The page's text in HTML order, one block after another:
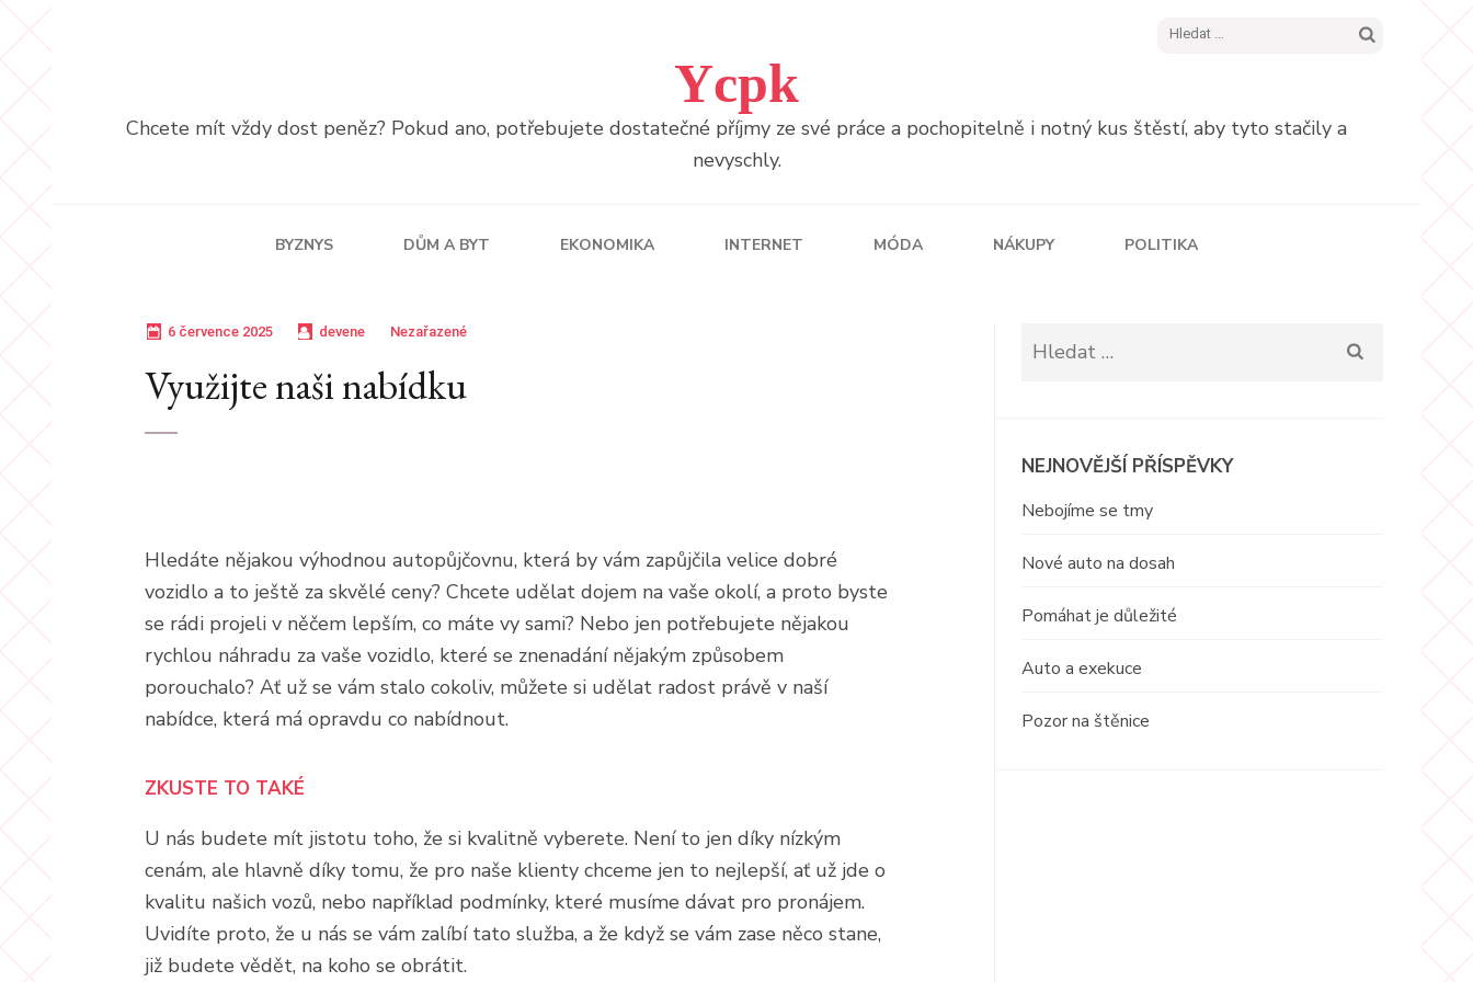
Vyhledávání
Ycpk
Chcete mít vždy dost peněz? Pokud ano, potřebujete dostatečné příjmy ze své práce a pochopitelně i notný kus štěstí, aby tyto stačily a
nevyschly.
BYZNYS DŮM A BYT EKONOMIKA INTERNET MÓDA NÁKUPY POLITIKA
6 července 2025 devene Nezařazené
Využijte naši nabídku
Hledáte nějakou výhodnou autopůjčovnu, která by vám zapůjčila velice dobré
vozidlo a to ještě za skvělé ceny? Chcete udělat dojem na vaše okolí, a proto byste
se rádi projeli v něčem lepším, co máte vy sami? Nebo jen potřebujete nějakou
rychlou náhradu za vaše vozidlo, které se znenadání nějakým způsobem
porouchalo? Ať už se vám stalo cokoliv, můžete si udělat radost právě v naší
nabídce, která má opravdu co nabídnout.
ZKUSTE TO TAKÉ
U nás budete mít jistotu toho, že si kvalitně vyberete. Není to jen díky nízkým
cenám, ale hlavně díky tomu, že pro naše klienty chceme jen to nejlepší, ať už jde o
kvalitu našich vozů, nebo například podmínky, které musíme dávat pro pronájem.
Uvidíte proto, že u nás se vám zalíbí tato služba, a že když se vám zase něco stane,
již budete vědět, na koho se obrátit.
Vyhledávání
NEJNOVĚJŠÍ PŘÍSPĚVKY
Nebojíme se tmy
Nové auto na dosah
Pomáhat je důležité
Auto a exekuce
Pozor na štěnice